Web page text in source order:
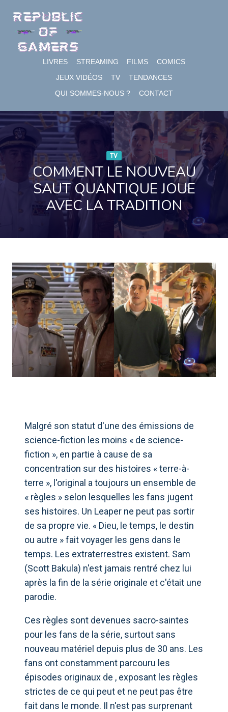
content
LIVRES STREAMING FILMS
COMICS
JEUX VIDÉOS
TV
TENDANCES
QUI SOMMES-NOUS ?
CONTACT
TV
COMMENT LE NOUVEAU
SAUT QUANTIQUE JOUE
AVEC LA TRADITION
Malgré son statut d'une des émissions de
science-fiction les moins « de science-
fiction », en partie à cause de sa
concentration sur des histoires « terre-à-
terre », l'original a toujours un ensemble de
« règles » selon lesquelles les fans jugent
ses histoires. Un Leaper ne peut pas sortir
de sa propre vie. « Dieu, le temps, le destin
ou autre » fait voyager les gens dans le
temps. Les extraterrestres existent. Sam
(Scott Bakula) n'est jamais rentré chez lui
après la fin de la série originale et c'était une
parodie.
Ces règles sont devenues sacro-saintes
pour les fans de la série, surtout sans
nouveau matériel depuis plus de 30 ans. Les
fans ont constamment parcouru les
épisodes originaux de , exposant les règles
strictes de ce qui peut et ne peut pas être
fait dans le monde. Il n'est pas surprenant